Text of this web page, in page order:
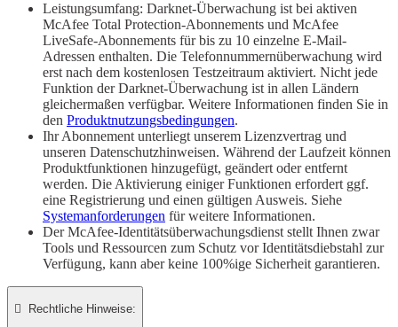
Leistungsumfang: Darknet-Überwachung ist bei aktiven
McAfee Total Protection-Abonnements und McAfee
LiveSafe-Abonnements für bis zu 10 einzelne E-Mail-
Adressen enthalten. Die Telefonnummernüberwachung wird
erst nach dem kostenlosen Testzeitraum aktiviert. Nicht jede
Funktion der Darknet-Überwachung ist in allen Ländern
gleichermaßen verfügbar. Weitere Informationen finden Sie in
den Produktnutzungsbedingungen.
Ihr Abonnement unterliegt unserem Lizenzvertrag und
unseren Datenschutzhinweisen. Während der Laufzeit können
Produktfunktionen hinzugefügt, geändert oder entfernt
werden. Die Aktivierung einiger Funktionen erfordert ggf.
eine Registrierung und einen gültigen Ausweis. Siehe
Systemanforderungen für weitere Informationen.
Der McAfee-Identitätsüberwachungsdienst stellt Ihnen zwar
Tools und Ressourcen zum Schutz vor Identitätsdiebstahl zur
Verfügung, kann aber keine 100%ige Sicherheit garantieren.
 Rechtliche Hinweise:​